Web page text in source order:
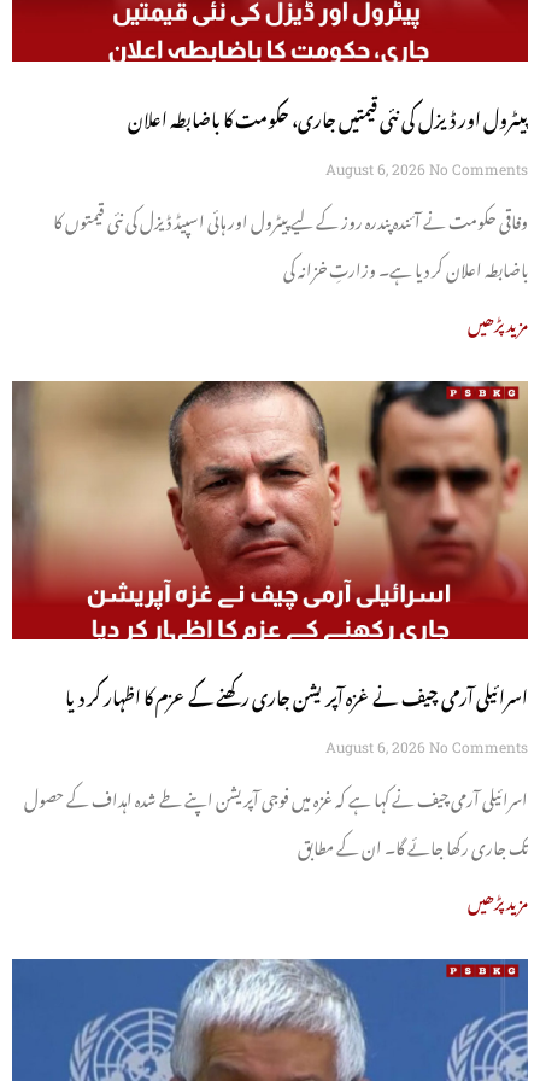
پیٹرول اور ڈیزل کی نئی قیمتیں جاری، حکومت کا باضابطہ اعلان
August 6, 2026 No Comments
وفاقی حکومت نے آئندہ پندرہ روز کے لیے پیٹرول اور ہائی اسپیڈ ڈیزل کی نئی قیمتوں کا
باضابطہ اعلان کر دیا ہے۔ وزارتِ خزانہ کی
مزید پڑھیں
اسرائیلی آرمی چیف نے غزہ آپریشن جاری رکھنے کے عزم کا اظہار کر دیا
August 6, 2026 No Comments
اسرائیلی آرمی چیف نے کہا ہے کہ غزہ میں فوجی آپریشن اپنے طے شدہ اہداف کے حصول
تک جاری رکھا جائے گا۔ ان کے مطابق
مزید پڑھیں